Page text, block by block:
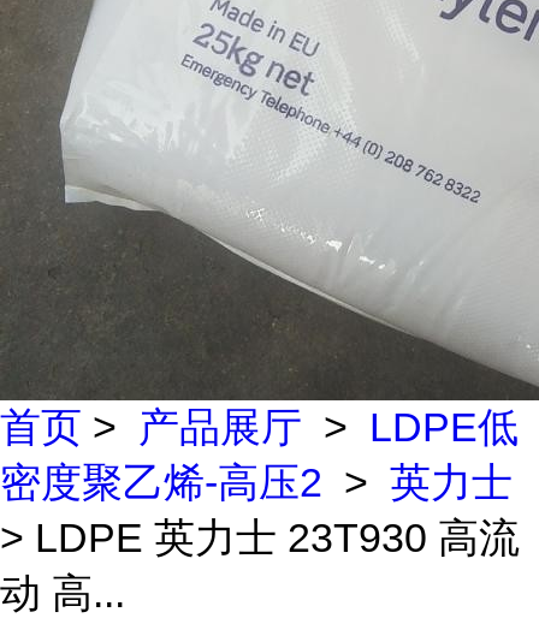
首页 > 产品展厅 > LDPE低
密度聚乙烯-高压2 > 英力士
> LDPE 英力士 23T930 高流
动 高...